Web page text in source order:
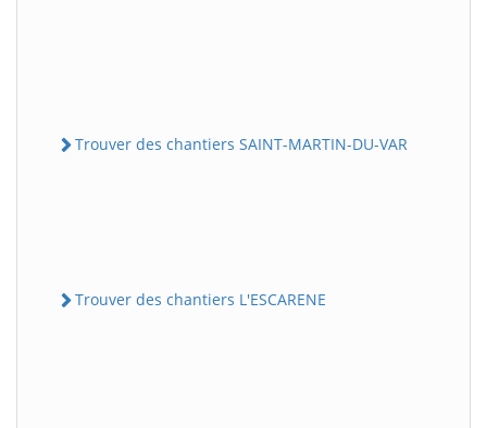
Trouver des chantiers SAINT-MARTIN-DU-VAR
Trouver des chantiers L'ESCARENE